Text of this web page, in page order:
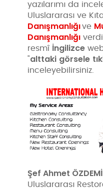
yazılarımı da
Uluslararası ve
Danışmanlığı ve
Danışmanlığı
resmî İngilizce
"alttaki görsele
inceleyebilirsiniz.
Şef Ahmet
Uluslararası